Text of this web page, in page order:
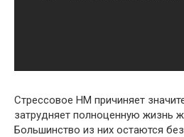
Стрессовое НМ причиняет
затрудняет полноценную жизнь
Большинство из них остаются